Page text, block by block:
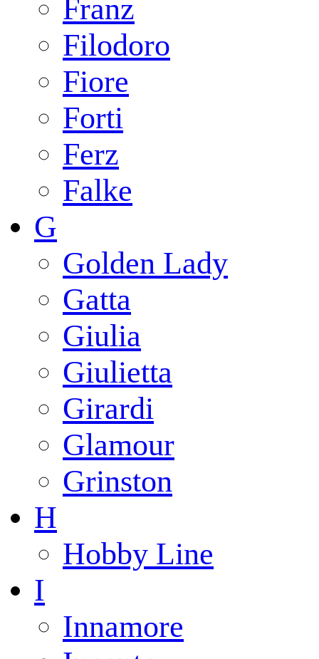
Franz
Filodoro
Fiore
Forti
Ferz
Falke
G
Golden Lady
Gatta
Giulia
Giulietta
Girardi
Glamour
Grinston
H
Hobby Line
I
Innamore